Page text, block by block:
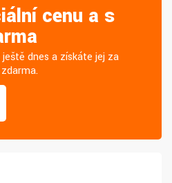
cenu a s
dnes a získáte jej za